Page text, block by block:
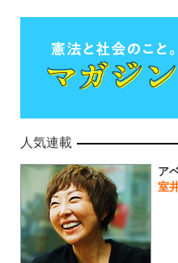
東京五輪強
・
・
人気連載
ア
室